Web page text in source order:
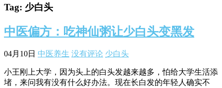
Tag: 少白头
中医偏方：吃神仙粥让少白头变黑发
04月10日 中医养生 没有评论 少白头
小王刚上大学，因为头上的白头发越来越多，怕给大学生活添
堵，来问我有没有什么好办法。现在长白发的年轻人确实不